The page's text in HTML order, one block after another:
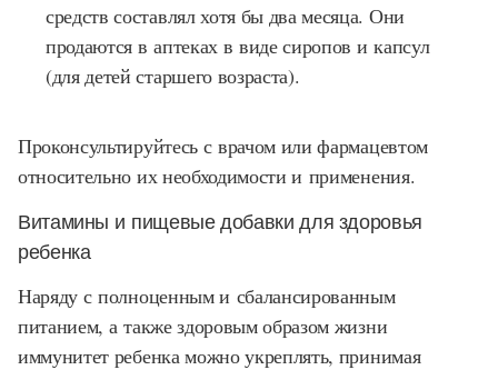
средств составлял хотя бы два месяца. Они
продаются в аптеках в виде сиропов и капсул
(для детей старшего возраста).
Проконсультируйтесь с врачом или фармацевтом
относительно их необходимости и применения.
Витамины и пищевые добавки для здоровья
ребенка
Наряду с полноценным и сбалансированным
питанием, а также здоровым образом жизни
иммунитет ребенка можно укреплять, принимая